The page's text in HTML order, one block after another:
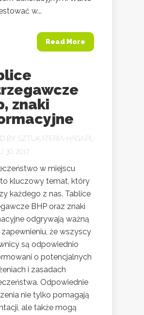
w...
Read More
znaki
BY SZTUKATERIA-HAGA.PL
30, 2017
w miejscu
kluczowy temat, który
każdego z nas. Tablice
BHP oraz znaki
odgrywają ważną
że wszyscy
są odpowiednio
o potencjalnych
i zasadach
Odpowiednie
nie tylko pomagają
ale także mogą